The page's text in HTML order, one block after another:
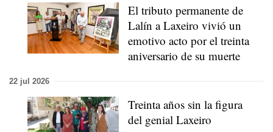
El tributo permanente de
Lalín a Laxeiro vivió un
emotivo acto por el treinta
aniversario de su muerte
22 jul 2026
Treinta años sin la figura
del genial Laxeiro